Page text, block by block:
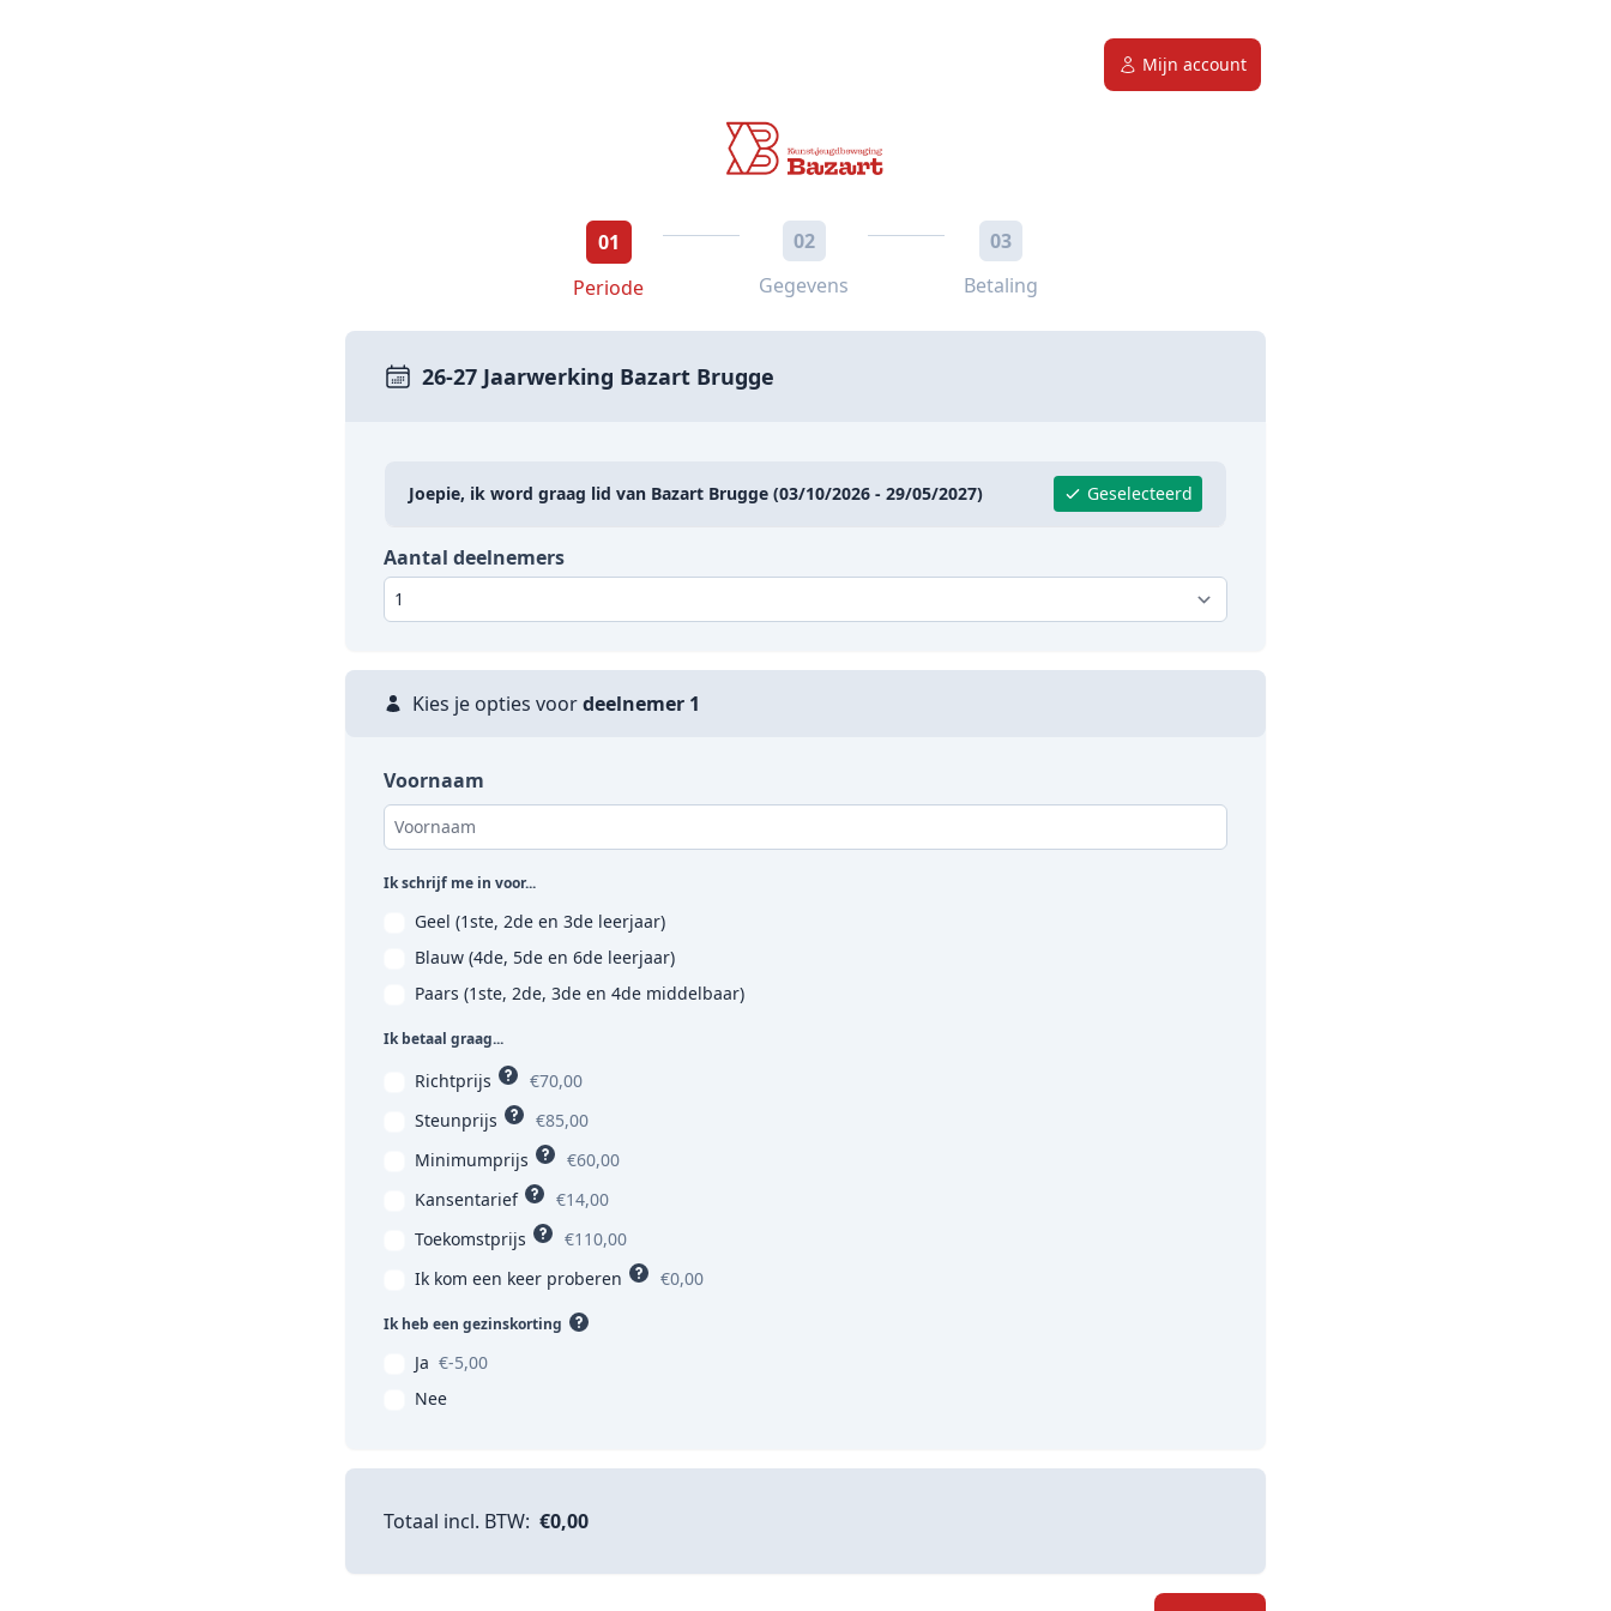
Mijn account
01
Periode
02
Gegevens
03
Betaling
26-27 Jaarwerking Bazart Brugge
Joepie, ik word graag lid van Bazart Brugge (03/10/2026 - 29/05/2027) Geselecteerd
Aantal deelnemers
Kies je opties voordeelnemer 1
Voornaam
Ik schrijf me in voor...
Geel (1ste, 2de en 3de leerjaar)
Blauw (4de, 5de en 6de leerjaar)
Paars (1ste, 2de, 3de en 4de middelbaar)
Ik betaal graag...
Richtprijs
€70,00
Steunprijs
€85,00
Minimumprijs
€60,00
Kansentarief
€14,00
Toekomstprijs
€110,00
Ik kom een keer proberen
€0,00
Ik heb een gezinskorting
Ja €-5,00
Nee
Totaal incl. BTW: €0,00